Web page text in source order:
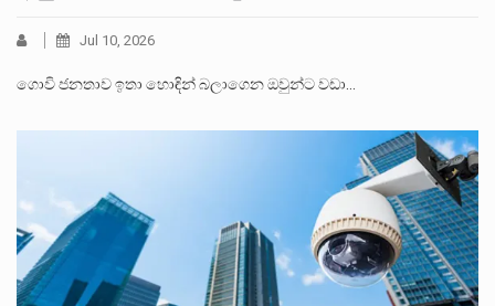
Jul 10, 2026
ගොවි ජනතාව ඉතා හොඳින් බලාගෙන ඔවුන්ට වඩා…